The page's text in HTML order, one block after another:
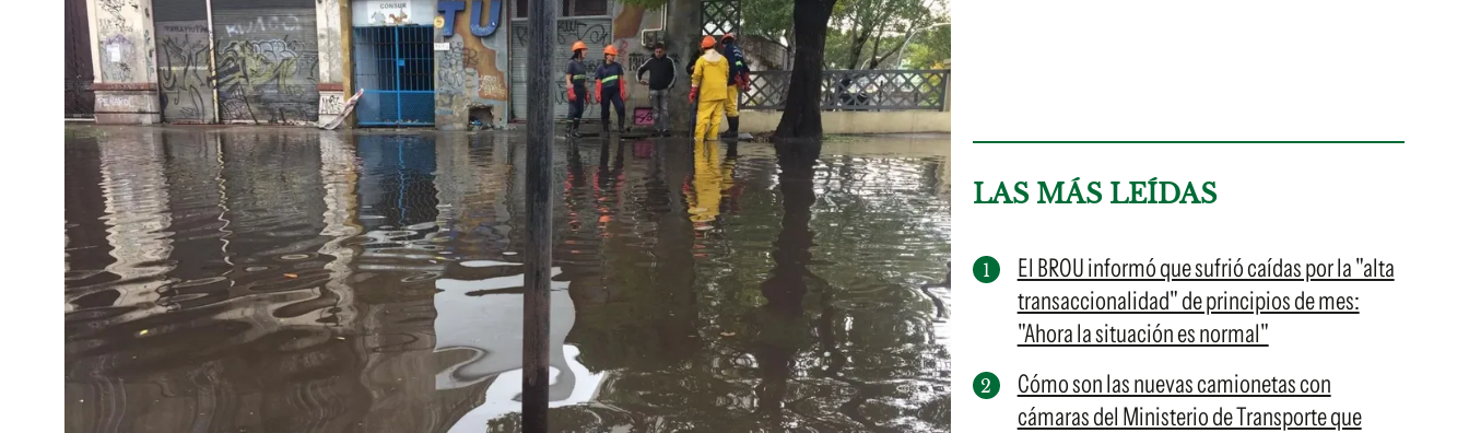
LAS MÁS LEÍDAS
El BROU informó que sufrió caídas por la "alta
transaccionalidad" de principios de mes:
"Ahora la situación es normal"
Cómo son las nuevas camionetas con
cámaras del Ministerio de Transporte que